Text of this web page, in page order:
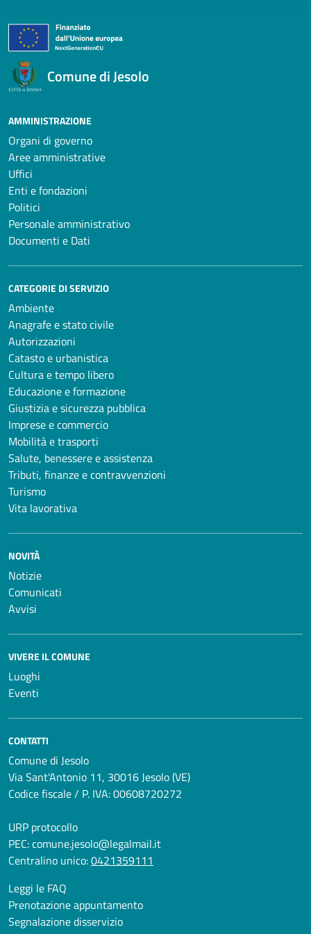
Comune di Jesolo
AMMINISTRAZIONE
Organi di governo
Aree amministrative
Uffici
Enti e fondazioni
Politici
Personale amministrativo
Documenti e Dati
CATEGORIE DI SERVIZIO
Ambiente
Anagrafe e stato civile
Autorizzazioni
Catasto e urbanistica
Cultura e tempo libero
Educazione e formazione
Giustizia e sicurezza pubblica
Imprese e commercio
Mobilità e trasporti
Salute, benessere e assistenza
Tributi, finanze e contravvenzioni
Turismo
Vita lavorativa
NOVITÀ
Notizie
Comunicati
Avvisi
VIVERE IL COMUNE
Luoghi
Eventi
CONTATTI
Comune di Jesolo
Via Sant'Antonio 11, 30016 Jesolo (VE)
Codice fiscale / P. IVA: 00608720272
URP protocollo
PEC:comune.jesolo@legalmail.it
Centralino unico:0421359111
Leggi le FAQ
Prenotazione appuntamento
Segnalazione disservizio